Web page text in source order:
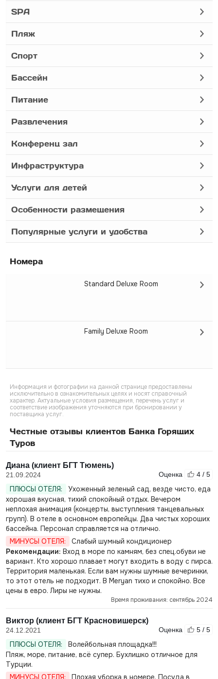
SPA
Пляж
Спорт
Бассейн
Питание
Развлечения
Конференц зал
Инфраструктура
Услуги для детей
Особенности размещения
Популярные услуги и удобства
Номера
Standard Deluxe Room
Family Deluxe Room
Информация и фотографии на данной странице предоставлены
исключительно в ознакомительных целях и носят справочный
характер. Актуальные условия размещения, перечень услуг и
соответствие изображения уточняются при бронировании у
поставщика услуг.
Честные отзывы клиентов Банка Горящих
Туров
Диана (клиент БГТ Тюмень)
21.09.2024 Оценка 4 / 5
ПЛЮСЫ ОТЕЛЯ:
Ухоженный зеленый сад, везде чисто, еда
хорошая вкусная, тихий спокойный отдых. Вечером
неплохая анимация (концерты, выступления танцевальных
групп). В отеле в основном европейцы. Два чистых хороших
бассейна. Персонал справляется на отлично.
МИНУСЫ ОТЕЛЯ:
Слабый шумный кондиционер
Рекомендации: Вход в море по камням, без спец.обуви не
вариант. Кто хорошо плавает могут входить в воду с пирса.
Территория маленькая. Если вам нужны шумные вечеринки,
то этот отель не подходит. В Meryan тихо и спокойно. Все
цены в евро. Лиры не нужны.
Время проживания: сентябрь 2024
Виктор (клиент БГТ Красновишерск)
24.12.2021 Оценка 5 / 5
ПЛЮСЫ ОТЕЛЯ:
Волейбольная площадка!!!
Пляж, море, питание, всё супер. Бухлишко отличное для
Турции.
МИНУСЫ ОТЕЛЯ:
Плохая уборка в номере. Посуда в